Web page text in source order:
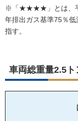
※「★★★★」とは、平
年排出ガス基準75％
指す。
車両総重量2.5